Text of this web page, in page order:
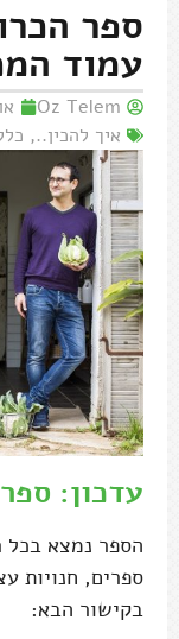
ספר
עמוד
Oz Telem
איך להכין..,
עדכון:
הספר נמצא בכל
ספרים, חנויות
בקישור הבא: